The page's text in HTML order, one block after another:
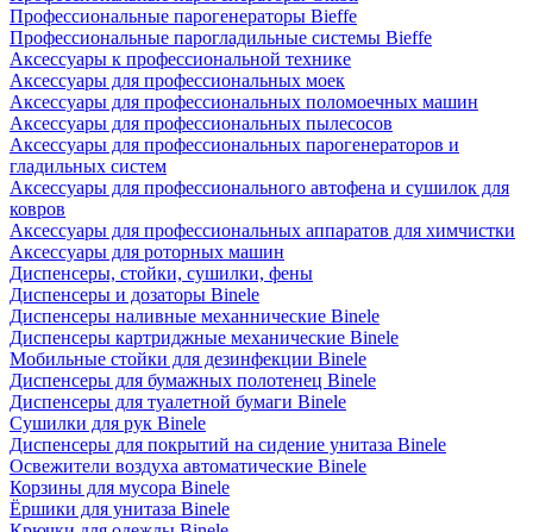
Профессиональные парогенераторы Bieffe
Профессиональные парогладильные системы Bieffe
Аксессуары к профессиональной технике
Аксессуары для профессиональных моек
Аксессуары для профессиональных поломоечных машин
Аксессуары для профессиональных пылесосов
Аксессуары для профессиональных парогенераторов и
гладильных систем
Аксессуары для профессионального автофена и сушилок для
ковров
Аксессуары для профессиональных аппаратов для химчистки
Аксессуары для роторных машин
Диспенсеры, стойки, сушилки, фены
Диспенсеры и дозаторы Binele
Диспенсеры наливные механнические Binele
Диспенсеры картриджные механические Binele
Мобильные стойки для дезинфекции Binele
Диспенсеры для бумажных полотенец Binele
Диспенсеры для туалетной бумаги Binele
Сушилки для рук Binele
Диспенсеры для покрытий на сидение унитаза Binele
Освежители воздуха автоматические Binele
Корзины для мусора Binele
Ёршики для унитаза Binele